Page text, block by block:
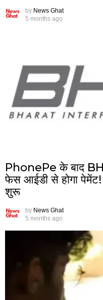
by News Ghat
5 months ago
PhonePe के बाद
फेस आईडी से होगा पेमेंट!
शुरू
by News Ghat
5 months ago